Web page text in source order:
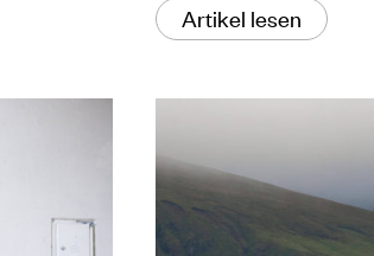
Artikel lesen